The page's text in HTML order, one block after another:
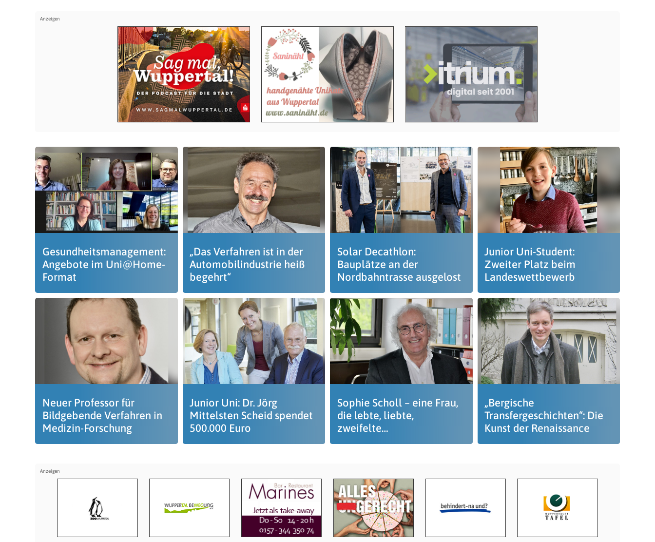
Gesundheitsmanagement:
Angebote im Uni@Home-
Format
„Das Verfahren ist in der
Automobilindustrie heiß
begehrt“
Solar Decathlon:
Bauplätze an der
Nordbahntrasse ausgelost
Junior Uni-Student:
Zweiter Platz beim
Landeswettbewerb
Neuer Professor für
Bildgebende Verfahren in
Medizin-Forschung
Junior Uni: Dr. Jörg
Mittelsten Scheid spendet
500.000 Euro
Sophie Scholl – eine Frau,
die lebte, liebte,
zweifelte…
„Bergische
Transfergeschichten“: Die
Kunst der Renaissance